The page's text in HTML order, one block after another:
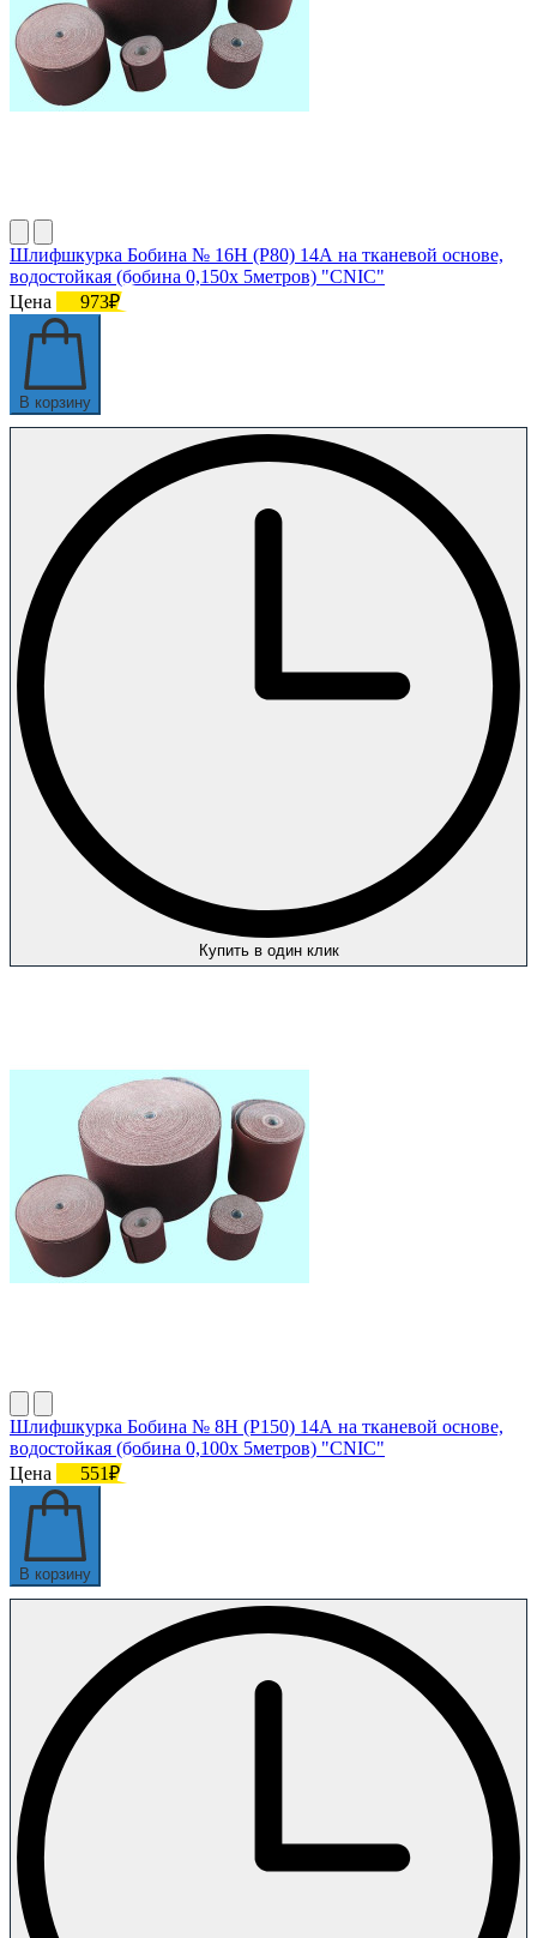
Шлифшкурка Бобина № 16Н (P80) 14А на тканевой основе,
водостойкая (бобина 0,150х 5метров) "CNIC"
Цена
973₽
В корзину
Купить в один клик
Шлифшкурка Бобина № 8Н (P150) 14А на тканевой основе,
водостойкая (бобина 0,100х 5метров) "CNIC"
Цена
551₽
В корзину